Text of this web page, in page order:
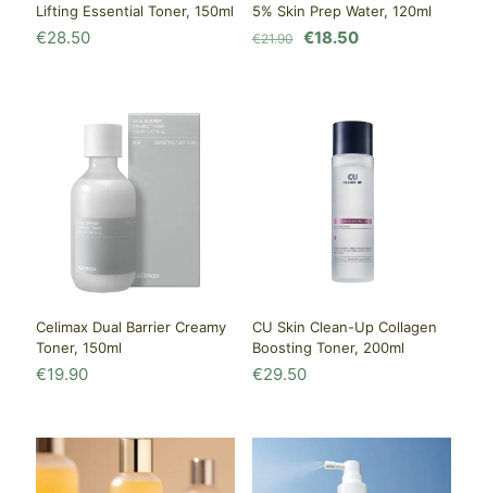
Lifting Essential Toner, 150ml
€28.50
5% Skin Prep Water, 120ml
€21.90
Первоначальная
€18.50Текущая
Celimax Dual Barrier Creamy
Toner, 150ml
€19.90
CU Skin Clean-Up Collagen
Boosting Toner, 200ml
€29.50